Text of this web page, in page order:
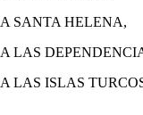
A SANTA HELENA,
A LAS
A LAS ISLAS